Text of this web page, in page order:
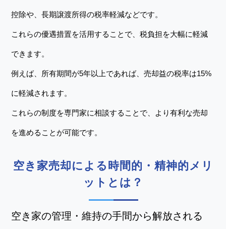
控除や、長期譲渡所得の税率軽減などです。
これらの優遇措置を活用することで、税負担を大幅に軽減
できます。
例えば、所有期間が5年以上であれば、売却益の税率は15%
に軽減されます。
これらの制度を専門家に相談することで、より有利な売却
を進めることが可能です。
空き家売却による時間的・精神的メリ
ットとは？
空き家の管理・維持の手間から解放される